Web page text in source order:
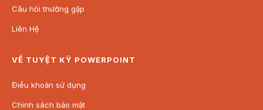
Câu hỏi thường gặp
Liên Hệ
VỀ TUYỆT KỸ POWERPOINT
Điều khoản sử dụng
Chính sách bảo mật